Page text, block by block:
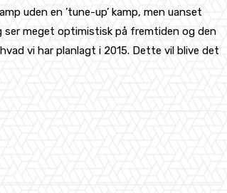
uden en ’tune-up’ kamp, men uanset
ser meget optimistisk på fremtiden og den
vi har planlagt i 2015. Dette vil blive det